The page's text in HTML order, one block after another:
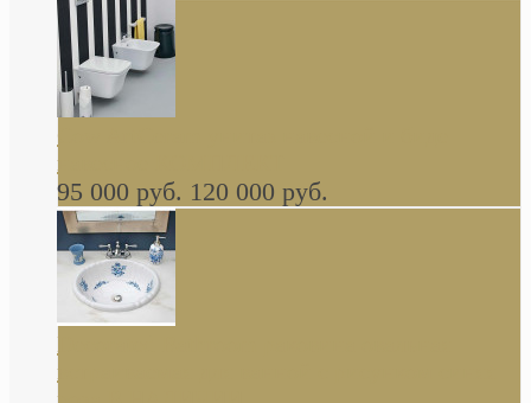
навесное КОМПЛЕКТ
95 000 руб. 120 000 руб.
Decorated Bathroom раковина овальная
встраиваемая для ванной с рисунком синяя